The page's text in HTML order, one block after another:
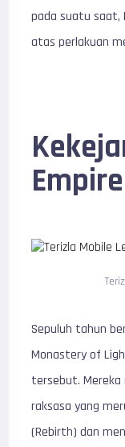
pada suatu saat,
atas perlakuan
Empire
Sepuluh tahun
Monastery of
tersebut. Mereka
raksasa yang
(Rebirth) dan